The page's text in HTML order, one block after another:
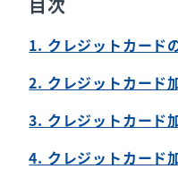
1. クレジットカード
加盟店審査の基礎情
2. クレジットカード
必要な提出書類の一
3. クレジットカード
STEP.1：申請書の
4. クレジットカード